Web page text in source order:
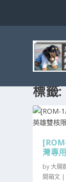
標籤:
灣專
by大腸
開箱文 |